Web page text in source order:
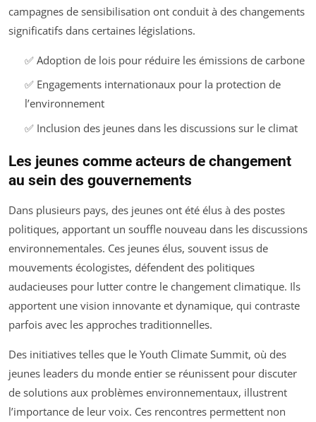
campagnes de sensibilisation ont conduit à des changements
significatifs dans certaines législations.
✅ Adoption de lois pour réduire les émissions de carbone
✅ Engagements internationaux pour la protection de
l’environnement
✅ Inclusion des jeunes dans les discussions sur le climat
Les jeunes comme acteurs de changement
au sein des gouvernements
Dans plusieurs pays, des jeunes ont été élus à des postes
politiques, apportant un souffle nouveau dans les discussions
environnementales. Ces jeunes élus, souvent issus de
mouvements écologistes, défendent des politiques
audacieuses pour lutter contre le changement climatique. Ils
apportent une vision innovante et dynamique, qui contraste
parfois avec les approches traditionnelles.
Des initiatives telles que le Youth Climate Summit, où des
jeunes leaders du monde entier se réunissent pour discuter
de solutions aux problèmes environnementaux, illustrent
l’importance de leur voix. Ces rencontres permettent non